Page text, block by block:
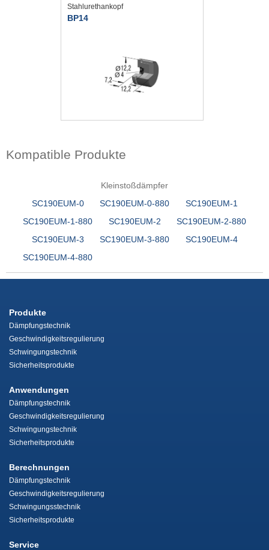
Stahlurethankopf
BP14
Kompatible Produkte
Kleinstoßdämpfer
SC190EUM-0
SC190EUM-0-880
SC190EUM-1
SC190EUM-1-880
SC190EUM-2
SC190EUM-2-880
SC190EUM-3
SC190EUM-3-880
SC190EUM-4
SC190EUM-4-880
Produkte
Dämpfungstechnik
Geschwindigkeitsregulierung
Schwingungstechnik
Sicherheitsprodukte
Anwendungen
Dämpfungstechnik
Geschwindigkeitsregulierung
Schwingungstechnik
Sicherheitsprodukte
Berechnungen
Dämpfungstechnik
Geschwindigkeitsregulierung
Schwingungsstechnik
Sicherheitsprodukte
Service